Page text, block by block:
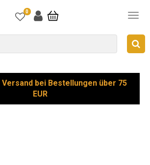
0
bei Bestellungen über 75
EUR